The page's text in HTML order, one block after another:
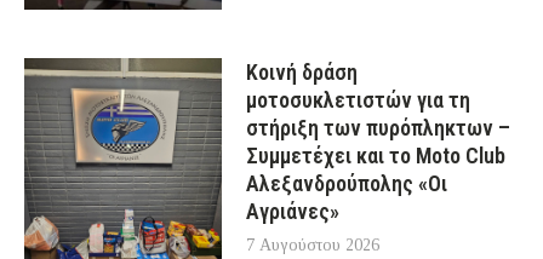
Κοινή δράση
μοτοσυκλετιστών για τη
στήριξη των πυρόπληκτων –
Συμμετέχει και το Moto Club
Αλεξανδρούπολης «Οι
Αγριάνες»
7 Αυγούστου 2026